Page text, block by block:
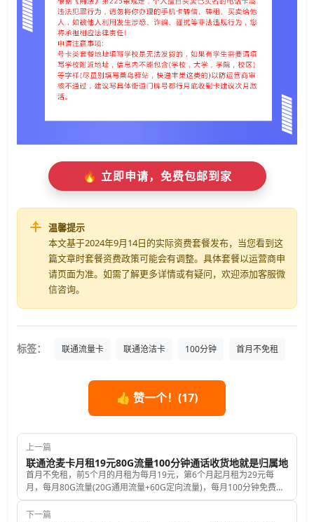
🔥 立即申请，免费包邮到家
温馨提示
本文基于2024年9月14日的实际资费套餐发布，当您看到这
篇文章时套餐资费政策可能会有调整。具体套餐以运营商申
请页面为准。如需了解更多详情或有疑问，欢迎添加客服微
信咨询。
标签： 联通流量卡 联通沧洁卡 100分钟 首月不免租
👍 赞一个！(17)
上一篇
联通沧麦卡月租19元80G流量100分钟通话收货地就是归属地
首月不免租，前5个月的月租为每月19元，第6个月起月租为29元每
月，每月80G流量(20G通用流量+60G定向流量)，每月100分钟免费拨
打电话时长，发送短信0.1元每条，赠送来电显示，激活时必须充值100
元话费，联通沧麦卡收货地就是归属地，号码为随机号码。
下一篇